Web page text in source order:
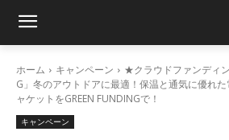
ホーム キャンペーン
★クラウドファンディ
G」冬のアウトドアに最適！保温と通気に優れ
ャケットをGREEN FUNDINGで！
キャンペーン